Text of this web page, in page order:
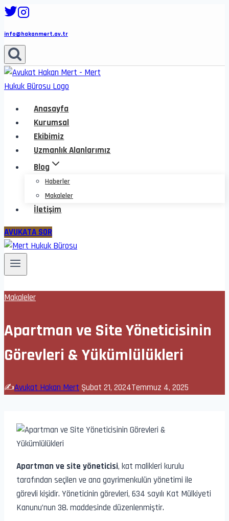
Skip
content
info@hakanmert.av.tr
Anasayfa
Kurumsal
Ekibimiz
Uzmanlık Alanlarımız
Blog
Haberler
Makaleler
İletişim
AVUKATA SOR
Makaleler
Apartman ve Site Yöneticisinin
Görevleri & Yükümlülükleri
✍️Avukat Hakan Mert Şubat 21, 2024Temmuz 4, 2025
Apartman ve site yöneticisi, kat malikleri kurulu
tarafından seçilen ve ana gayrimenkulün yönetimi ile
görevli kişidir. Yöneticinin görevleri, 634 sayılı Kat Mülkiyeti
Kanunu’nun 38. maddesinde düzenlenmiştir.